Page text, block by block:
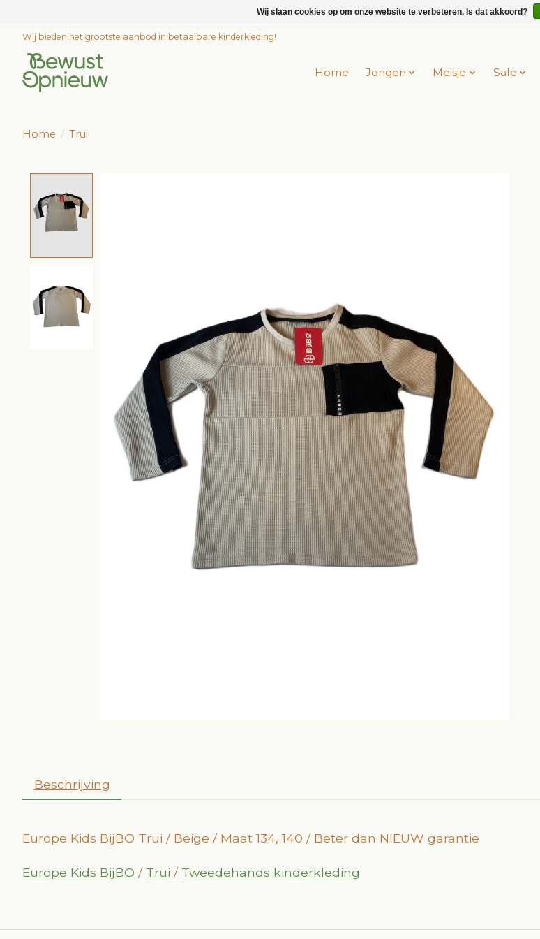
Wij bieden het grootste aanbod in betaalbare kinderkleding!
Home Jongen Meisje Sale
Home / Trui
Beschrijving
Europe Kids BijBO Trui / Beige / Maat 134, 140 / Beter dan NIEUW garantie
Europe Kids BijBO / Trui / Tweedehands kinderkleding
Wij slaan cookies op om onze website te verbeteren. Is dat akkoord?